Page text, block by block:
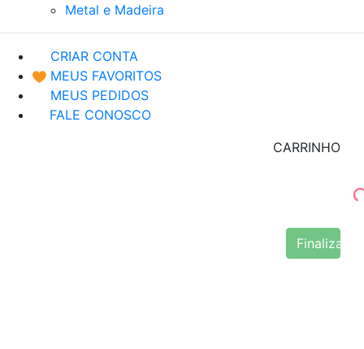
Metal e Madeira
CRIAR CONTA
MEUS FAVORITOS
MEUS PEDIDOS
FALE CONOSCO
CARRINHO
Finalizar